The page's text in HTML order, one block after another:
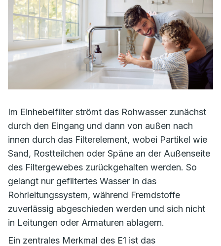
Im Einhebelfilter strömt das Rohwasser zunächst
durch den Eingang und dann von außen nach
innen durch das Filterelement, wobei Partikel wie
Sand, Rostteilchen oder Späne an der Außenseite
des Filtergewebes zurückgehalten werden. So
gelangt nur gefiltertes Wasser in das
Rohrleitungssystem, während Fremdstoffe
zuverlässig abgeschieden werden und sich nicht
in Leitungen oder Armaturen ablagern.
Ein zentrales Merkmal des E1 ist das